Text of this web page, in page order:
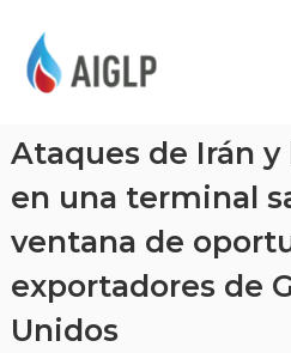
P
Ataques de Irán
en una terminal
ventana de
exportadores de
Unidos